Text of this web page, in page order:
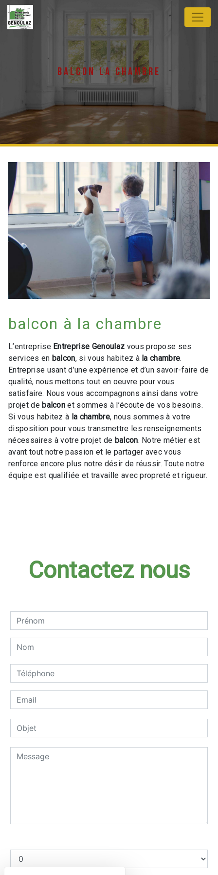
Panneau de gestion des cookies
balcon la chambre
balcon à la chambre
L’entreprise Entreprise Genoulaz vous propose ses
services en balcon, si vous habitez à la chambre.
Entreprise usant d’une expérience et d’un savoir-faire de
qualité, nous mettons tout en oeuvre pour vous
satisfaire. Nous vous accompagnons ainsi dans votre
projet de balcon et sommes à l’écoute de vos besoins.
Si vous habitez à la chambre, nous sommes à votre
disposition pour vous transmettre les renseignements
nécessaires à votre projet de balcon. Notre métier est
avant tout notre passion et le partager avec vous
renforce encore plus notre désir de réussir. Toute notre
équipe est qualifiée et travaille avec propreté et rigueur.
Contactez nous